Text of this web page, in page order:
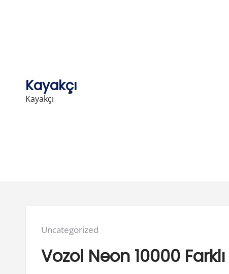
Kayakçı
Kayakçı
Posted
Uncategorized
Vozol Neon 10000